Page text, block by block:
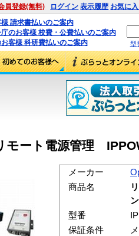
員登録(無料) ログイン 表示履歴 お気に
請求書払いのご案内
のお客様 校費・公費払いのご案内
客様 科研費払いのご案内
型
モート電源管理
メーカー
商品名
型番
保証条件